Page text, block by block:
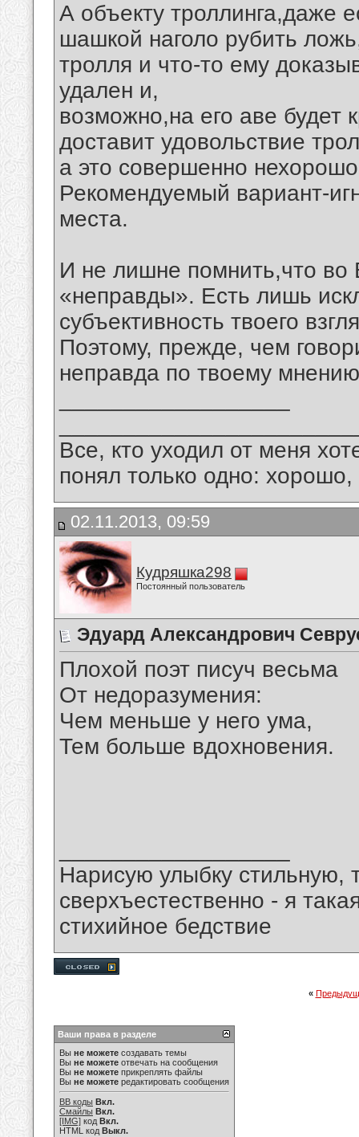
А объекту троллинга,даже
шашкой наголо рубить
тролля и что-то ему
удален и,
возможно,на его аве будет
доставит удовольствие
а это совершенно
Рекомендуемый вариант-
места.
И не лишне помнить,что во
«неправды». Есть лишь
субъективность твоего
Поэтому, прежде, чем
неправда по твоему
Все, кто уходил от меня
понял только одно:
02.11.2013, 09:59
Кудряшка298
Постоянный пользователь
Эдуард Александрович
Плохой поэт писуч весьма
От недоразумения:
Чем меньше у него ума,
Тем больше вдохновения.
Нарисую улыбку стильную,
сверхъестественно - я
стихийное бедствие
«
Ваши права в разделе
Вы не можете создавать темы
Вы не можете отвечать на сообщения
Вы не можете прикреплять файлы
Вы не можете редактировать сообщения
BB коды Вкл.
Смайлы Вкл.
[IMG] код Вкл.
HTML код Выкл.